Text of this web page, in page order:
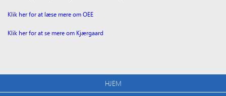
Klik her for at læse mere om OEE
Klik her for at se mere om Kjærgaard
HJEM